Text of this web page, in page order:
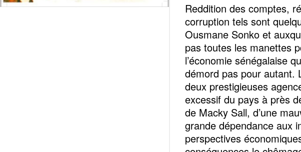
Reddition des comptes,
corruption tels sont
Ousmane Sonko et
pas toutes les manettes
l’économie sénégalaise
démord pas pour autant.
deux prestigieuses
excessif du pays à près
de Macky Sall, d’une
grande dépendance aux
perspectives